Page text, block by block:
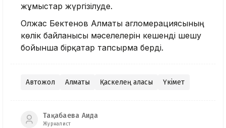
жұмыстар жүргізілуде.
Олжас Бектенов Алматы агломерациясының
көлік байланысы мәселелерін кешенді шешу
бойынша бірқатар тапсырма берді.
Автожол Алматы Қаскелең қаласы Үкімет
Тақабаева Аида
Журналист